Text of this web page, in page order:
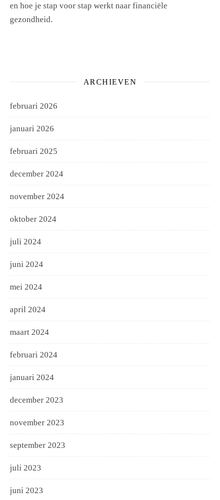
en hoe je stap voor stap werkt naar financiële
gezondheid.
ARCHIEVEN
februari 2026
januari 2026
februari 2025
december 2024
november 2024
oktober 2024
juli 2024
juni 2024
mei 2024
april 2024
maart 2024
februari 2024
januari 2024
december 2023
november 2023
september 2023
juli 2023
juni 2023